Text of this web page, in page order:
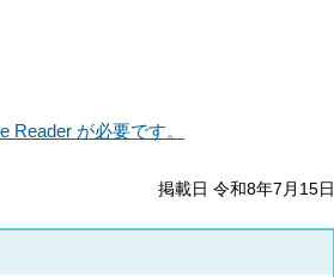
Reader が必要です。
掲載日 令和8年7月15日